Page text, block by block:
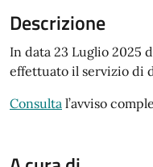
Descrizione
In data 23 Luglio 2025
effettuato il servizio di
Consulta l’avviso